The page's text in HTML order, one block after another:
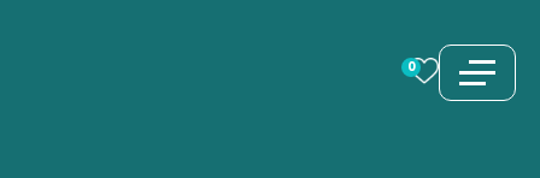
0